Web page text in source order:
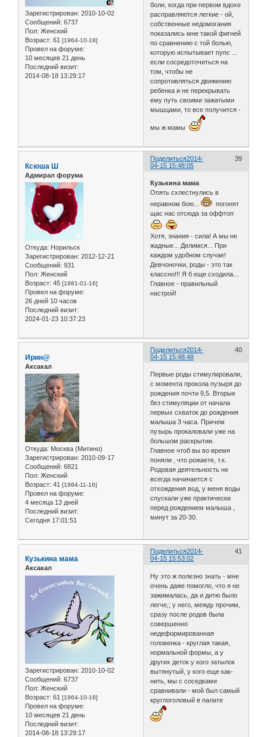
Зарегистрирован: 2010-10-02
Сообщений: 6737
Пол: Женский
Возраст: 61 [1964-10-18]
Провел на форуме:
10 месяцев 21 день
Последний визит:
2014-08-18 13:29:17
боли, когда при первом вдохе
расправляются легкие - ой,
собственные недомогания
показались мне такой фигней
по сравнению с той болью,
которую испытывает пупс ...
если сосредоточиться на
том, чтобы не
сопротивляться движению
ребенка и не перекрывать
ему путь своими зажатыми
мышцами, то все получится -
мы ж мамы
Поделиться 39
2014-
04-15 15:48:05
Ксюша Ш
Адмирал форума
Откуда: Норильск
Зарегистрирован: 2012-12-21
Сообщений: 931
Пол: Женский
Возраст: 45 [1981-01-16]
Провел на форуме:
26 дней 10 часов
Последний визит:
2024-01-23 10:37:23
Кузькина мама
Опять схлестнулись в
неравном бою...
погонят
щас нас отсюда за оффтоп
Хотя, знания - сила! А мы не
жадные... Делимся... При
каждом удобном случае!
Девчоночки, роды - это так
классно!!! Я б еще сходила...
Главное - правильный
настрой!
Поделиться 40
2014-
04-15 15:48:48
Ирин@
Аксакал
Откуда: Москва (Митино)
Зарегистрирован: 2010-09-17
Сообщений: 6821
Пол: Женский
Возраст: 41 [1984-11-16]
Провел на форуме:
4 месяца 13 дней
Последний визит:
Сегодня 17:01:51
Первые роды стимулировали,
с момента прокола пузыря до
рождения почти 9,5. Вторые
без стимуляции от начала
первых схваток до рождения
малыша 3 часа. Причем
пузырь прокаловали уже на
большом раскрытии.
Главное чтоб вы во время
поняли , что рожаете, т.к.
Родовая деятельность не
всегда начинается с
отхождения вод, у меня воды
спускали уже практически
перед рождением малыша ,
минут за 20-30.
Поделиться 41
2014-
04-15 15:53:02
Кузькина мама
Аксакал
Зарегистрирован: 2010-10-02
Сообщений: 6737
Пол: Женский
Возраст: 61 [1964-10-18]
Провел на форуме:
10 месяцев 21 день
Последний визит:
2014-08-18 13:29:17
Ну это ж полезно знать - мне
очень даже помогло, что я не
зажималась, да и дитю было
легче,; у него, между прочим,
сразу после родов была
совершенно
недеформированная
головенка - круглая такая,
нормальной формы, а у
других деток у кого затылок
вытянутый, у кого еще как-
нить, мы с соседками
сравнивали - мой был самый
круглоголовый в палате